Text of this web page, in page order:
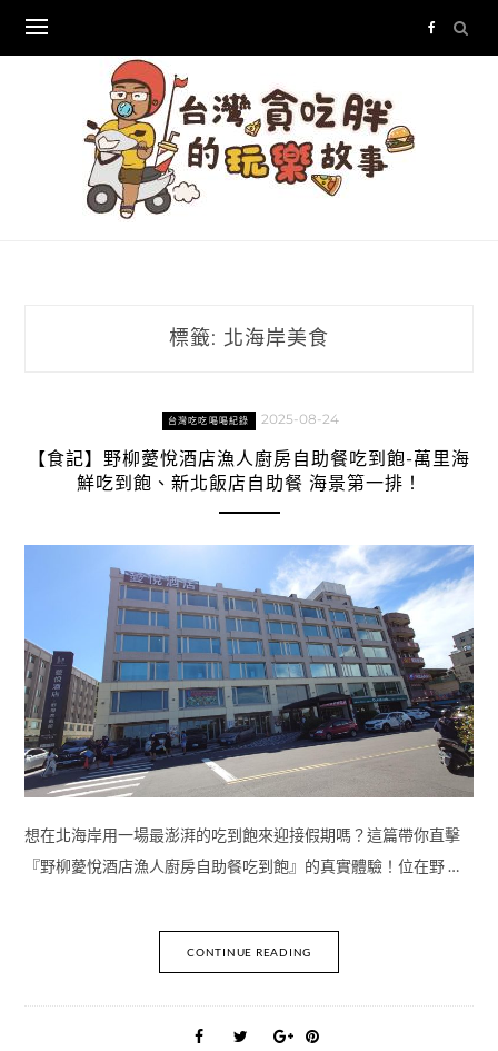
content
標籤: 北海岸美食
台灣吃吃喝喝紀錄 2025-08-24
【食記】野柳薆悅酒店漁人廚房自助餐吃到飽-萬里海
鮮吃到飽、新北飯店自助餐 海景第一排！
想在北海岸用一場最澎湃的吃到飽來迎接假期嗎？這篇帶你直擊
『野柳薆悅酒店漁人廚房自助餐吃到飽』的真實體驗！位在野 …
CONTINUE READING